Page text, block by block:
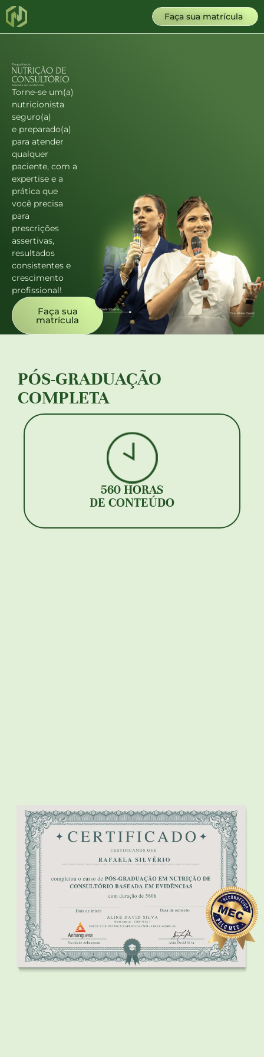
Faça sua matrícula
Torne-se um(a)
nutricionista
seguro(a)
e preparado(a)
para atender
qualquer
paciente, com a
expertise e a
prática que
você precisa
para
prescrições
assertivas,
resultados
consistentes e
crescimento
profissional!
Faça sua
matrícula
PÓS-GRADUAÇÃO
COMPLETA
560 HORAS
DE CONTEÚDO